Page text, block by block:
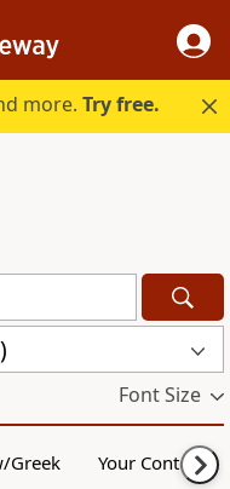
more.Try free.
Font Size
Greek Your Content